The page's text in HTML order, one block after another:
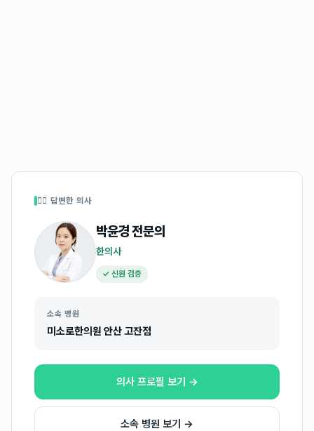
👩‍⚕️ 답변한 의사
박윤경전문의
한의사
✓ 신원 검증
소속 병원
미소로한의원 안산 고잔점
의사 프로필 보기 →
소속 병원 보기 →